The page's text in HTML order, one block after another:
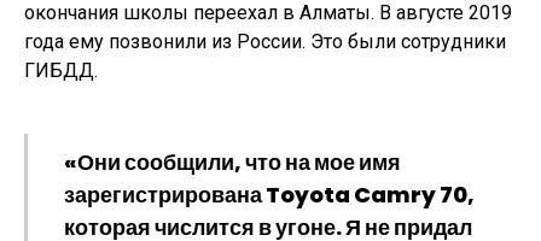
окончания школы переехал в Алматы. В августе 2019
года ему позвонили из России. Это были сотрудники
ГИБДД.
«Они сообщили, что на мое имя
зарегистрирована Toyota Camry 70,
которая числится в угоне. Я не придал